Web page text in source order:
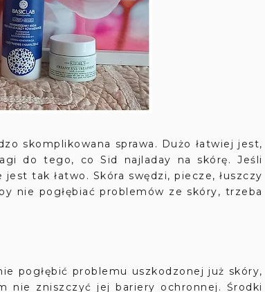
skomplikowana sprawa. Dużo łatwiej jest,
do tego, co Sid najladay na skórę. Jeśli
tak łatwo. Skóra swędzi, piecze, łuszczy
nie pogłębiać problemów ze skóry, trzeba
pogłębić problemu uszkodzonej już skóry,
nie zniszczyć jej bariery ochronnej. Środki